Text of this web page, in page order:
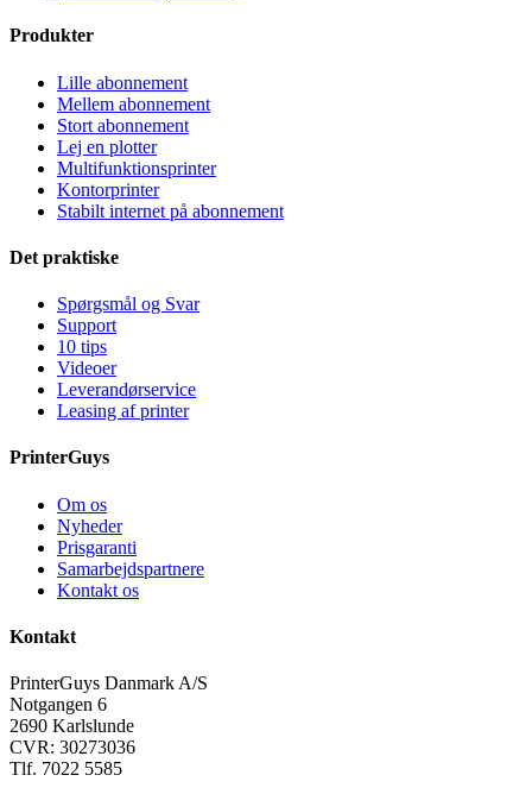
Produkter
Lille abonnement
Mellem abonnement
Stort abonnement
Lej en plotter
Multifunktionsprinter
Kontorprinter
Stabilt internet på abonnement
Det praktiske
Spørgsmål og Svar
Support
10 tips
Videoer
Leverandørservice
Leasing af printer
PrinterGuys
Om os
Nyheder
Prisgaranti
Samarbejdspartnere
Kontakt os
Kontakt
PrinterGuys Danmark A/S
Notgangen 6
2690 Karlslunde
CVR: 30273036
Tlf. 7022 5585